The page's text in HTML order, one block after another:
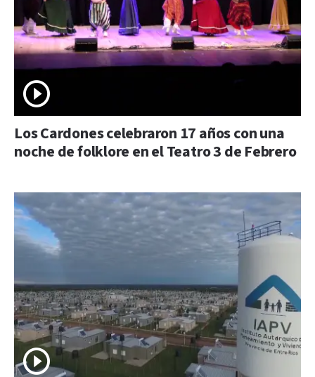
Los Cardones celebraron 17 años con una
noche de folklore en el Teatro 3 de Febrero